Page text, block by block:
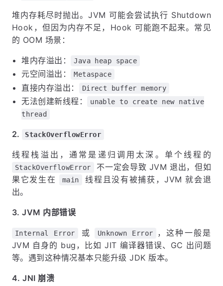
堆内存耗尽时抛出。JVM 可能会尝试执行 Shutdown
Hook，但因为内存不足，Hook 可能跑不起来。常见
的 OOM 场景：
堆内存溢出： Java heap space
元空间溢出： Metaspace
直接内存溢出： Direct buffer memory
无法创建新线程：
unable to create new native
thread
2. StackOverflowError
线程栈溢出，通常是递归调用太深。单个线程的
StackOverflowError
不一定会导致 JVM 退出，但如
果它发生在
main
线程且没有被捕获，JVM 就会退
出。
3. JVM 内部错误
Internal Error 或 Unknown Error
，这种一般是
JVM 自身的 bug，比如 JIT 编译器错误、GC 出问题
等。遇到这种情况基本只能升级 JDK 版本。
4. JNI 崩溃